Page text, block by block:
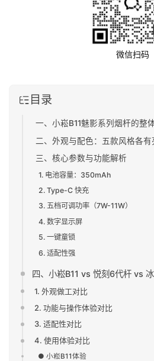
微信扫码
目录
一、小崧B11魅影系列烟杆的整
二、外观与配色：五款风格各有
三、核心参数与功能解析
1. 电池容量：350mAh
2. Type-C 快充
3. 五档可调功率（7W-11W）
4. 数字显示屏
5. 一键童锁
6. 适配性强
四、小崧B11 vs 悦刻6代杆 vs
1. 外观做工对比
2. 功能与操作体验对比
3. 适配性对比
4. 使用体验对比
● 小崧B11体验